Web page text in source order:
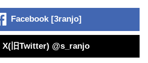
Facebook [3ranjo]
X(旧Twitter) @s_ranjo